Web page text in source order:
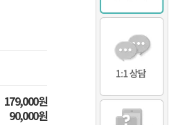
179,000원
90,000원